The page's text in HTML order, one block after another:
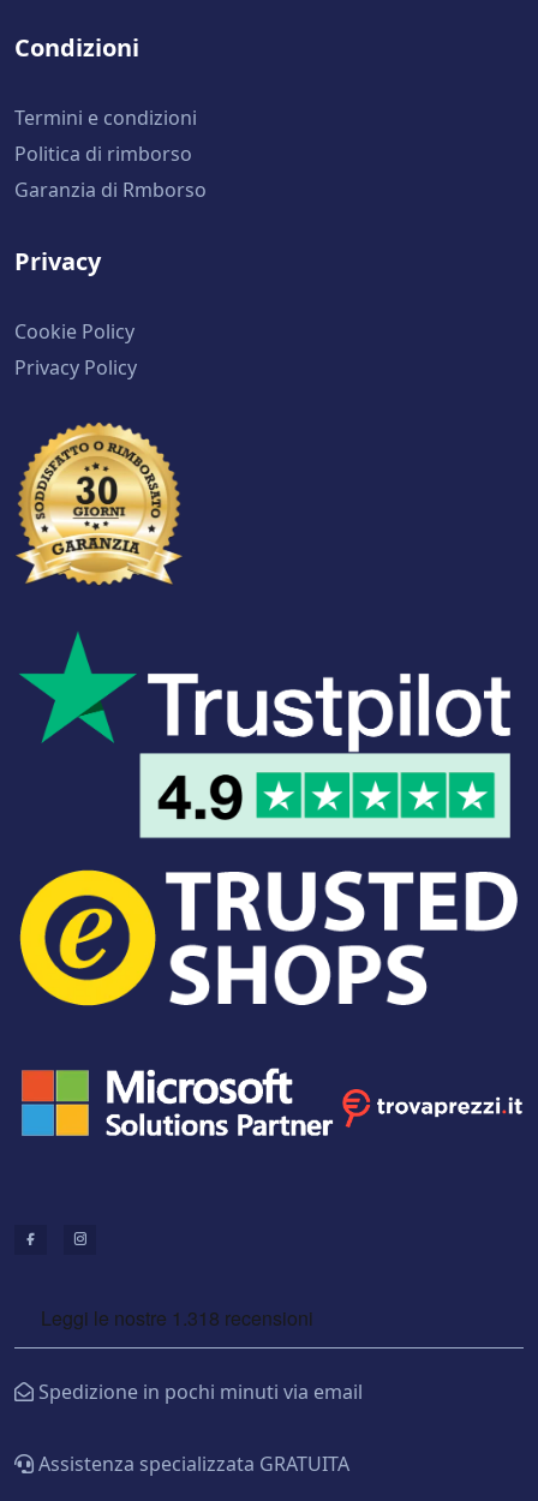
Condizioni
Termini e condizioni
Politica di rimborso
Garanzia di Rmborso
Privacy
Cookie Policy
Privacy Policy
Spedizione in pochi minuti via email
Assistenza specializzata GRATUITA